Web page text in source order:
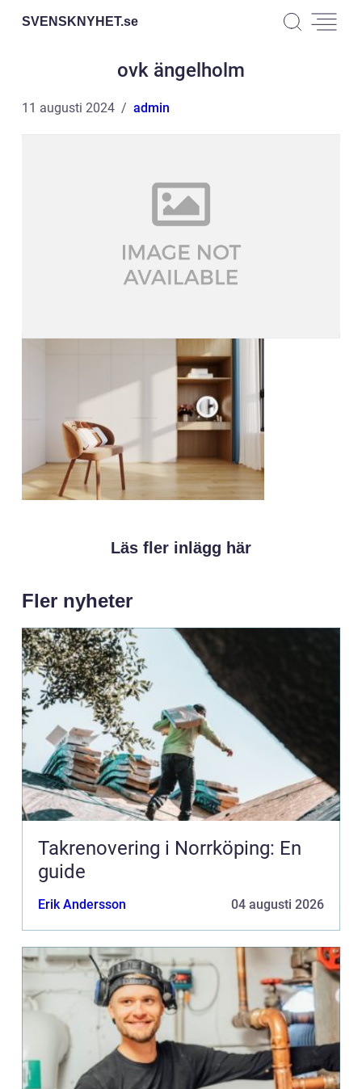
SVENSKNYHET.se
ovk ängelholm
11 augusti 2024 admin
Läs fler inlägg här
Fler nyheter
Takrenovering i Norrköping: En
guide
Erik Andersson 04 augusti 2026